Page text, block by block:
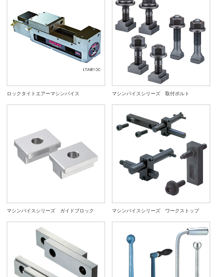
ロックタイトエアーマシンバイス マシンバイスシリーズ 取付ボルト
マシンバイスシリーズ ガイドブロック マシンバイスシリーズ ワークストップ